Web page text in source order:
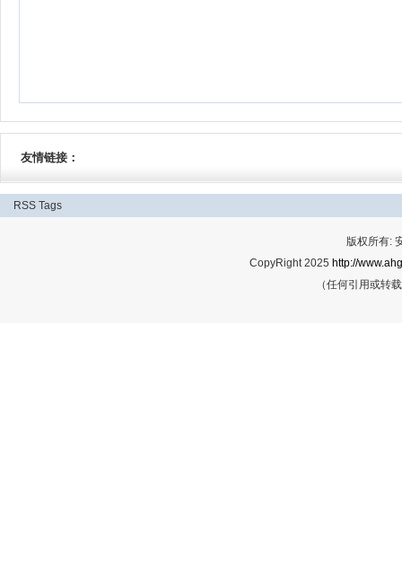
友情链接：
RSS Tags
版权所有:
CopyRight 2025 http://
（任何引用或转